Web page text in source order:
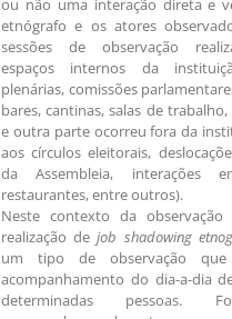
ou não uma interação direta e
etnógrafo e os atores
sessões de observação
espaços internos da
plenárias, comissões
bares, cantinas, salas de
e outra parte ocorreu fora da
aos círculos eleitorais,
da Assembleia, interações
restaurantes, entre outros).
Neste contexto da observação
realização dejob shadowing
um tipo de observação
acompanhamento do dia-a-dia
determinadas pessoas.